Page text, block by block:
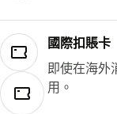
國際扣賬卡
即使在海外
用。